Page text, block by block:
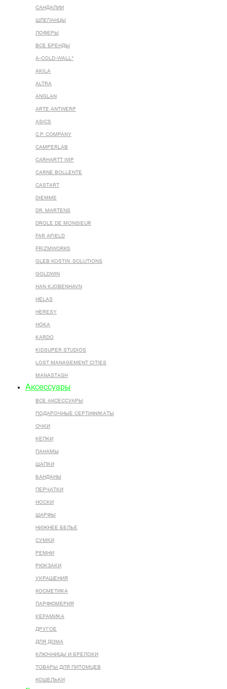
САНДАЛИИ
ШЛЕПАНЦЫ
ЛОФЕРЫ
ВСЕ БРЕНДЫ
A-COLD-WALL*
AKILA
ALTRA
ANGLAN
ARTE ANTWERP
ASICS
C.P. COMPANY
CAMPERLAB
CARHARTT WIP
CARNE BOLLENTE
CASTART
DIEMME
DR. MARTENS
DROLE DE MONSIEUR
FAR AFIELD
FRIZMWORKS
GLEB KOSTIN .SOLUTIONS
GOLDWIN
HAN KJOBENHAVN
HELAS
HERESY
HOKA
KARDO
KIDSUPER STUDIOS
LOST MANAGEMENT CITIES
MANASTASH
Аксессуары
ВСЕ AКСЕССУАРЫ
ПОДАРОЧНЫЕ СЕРТИФИКАТЫ
ОЧКИ
КЕПКИ
ПАНАМЫ
ШАПКИ
БАНДАНЫ
ПЕРЧАТКИ
НОСКИ
ШАРФЫ
НИЖНЕЕ БЕЛЬЕ
СУМКИ
РЕМНИ
РЮКЗАКИ
УКРАШЕНИЯ
КОСМЕТИКА
ПАРФЮМЕРИЯ
КЕРАМИКА
ДРУГОЕ
ДЛЯ ДОМА
КЛЮЧНИЦЫ И БРЕЛОКИ
ТОВАРЫ ДЛЯ ПИТОМЦЕВ
КОШЕЛЬКИ